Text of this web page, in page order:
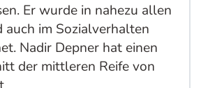
Er wurde in nahezu allen
auch im Sozialverhalten
Nadir Depner hat einen
der mittleren Reife von